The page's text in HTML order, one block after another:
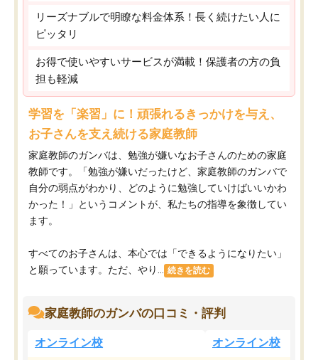
リーズナブルで明瞭な料金体系！長く続けたい人に
ピッタリ
お得で使いやすいサービスが満載！保護者の方の負
担も軽減
学習を「楽習」に！頑張れるきっかけを与え、
お子さんを支え続ける家庭教師
家庭教師のガンバは、勉強が嫌いなお子さんのための家庭
教師です。「勉強が嫌いだったけど、家庭教師のガンバで
自分の弱点がわかり、どのように勉強していけばいいかわ
かった！」というコメントが、私たちの指導を象徴してい
ます。
すべてのお子さんは、本心では「できるようになりたい」
と願っています。ただ、やり...
続きを読む
家庭教師のガンバの口コミ・評判
オンライン校 オンライン校